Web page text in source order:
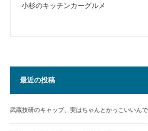
小杉のキッチンカーグルメ
最近の投稿
武蔵技研のキャップ、実はちゃんとかっこいいん